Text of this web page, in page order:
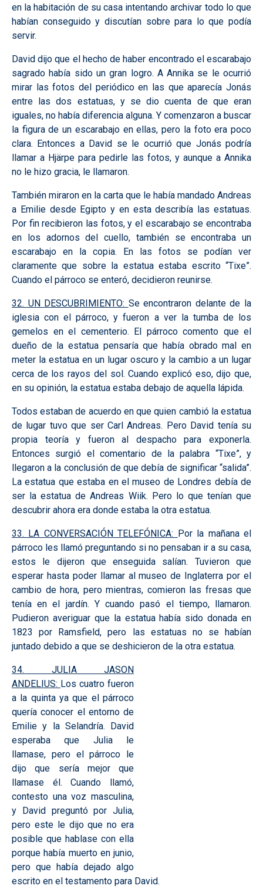
en la habitación de su casa intentando archivar todo lo que
habían conseguido y discutían sobre para lo que podía
servir.
David dijo que el hecho de haber encontrado el escarabajo
sagrado había sido un gran logro. A Annika se le ocurrió
mirar las fotos del periódico en las que aparecía Jonás
entre las dos estatuas, y se dio cuenta de que eran
iguales, no había diferencia alguna. Y comenzaron a buscar
la figura de un escarabajo en ellas, pero la foto era poco
clara. Entonces a David se le ocurrió que Jonás podría
llamar a Hjärpe para pedirle las fotos, y aunque a Annika
no le hizo gracia, le llamaron.
También miraron en la carta que le había mandado Andreas
a Emilie desde Egipto y en esta describía las estatuas.
Por fin recibieron las fotos, y el escarabajo se encontraba
en los adornos del cuello, también se encontraba un
escarabajo en la copia. En las fotos se podían ver
claramente que sobre la estatua estaba escrito “Tixe”.
Cuando el párroco se enteró, decidieron reunirse.
32. UN DESCUBRIMIENTO: Se encontraron delante de la
iglesia con el párroco, y fueron a ver la tumba de los
gemelos en el cementerio. El párroco comento que el
dueño de la estatua pensaría que había obrado mal en
meter la estatua en un lugar oscuro y la cambio a un lugar
cerca de los rayos del sol. Cuando explicó eso, dijo que,
en su opinión, la estatua estaba debajo de aquella lápida.
Todos estaban de acuerdo en que quien cambió la estatua
de lugar tuvo que ser Carl Andreas. Pero David tenía su
propia teoría y fueron al despacho para exponerla.
Entonces surgió el comentario de la palabra “Tixe”, y
llegaron a la conclusión de que debía de significar “salida”.
La estatua que estaba en el museo de Londres debía de
ser la estatua de Andreas Wiik. Pero lo que tenían que
descubrir ahora era donde estaba la otra estatua.
33. LA CONVERSACIÓN TELEFÓNICA:
Por la mañana el
párroco les llamó preguntando si no pensaban ir a su casa,
estos le dijeron que enseguida salían. Tuvieron que
esperar hasta poder llamar al museo de Inglaterra por el
cambio de hora, pero mientras, comieron las fresas que
tenía en el jardín. Y cuando pasó el tiempo, llamaron.
Pudieron averiguar que la estatua había sido donada en
1823 por Ramsfield, pero las estatuas no se habían
juntado debido a que se deshicieron de la otra estatua.
34. JULIA JASON
ANDELIUS: Los cuatro fueron
a la quinta ya que el párroco
quería conocer el entorno de
Emilie y la Selandría. David
esperaba que Julia le
llamase, pero el párroco le
dijo que sería mejor que
llamase él. Cuando llamó,
contesto una voz masculina,
y David preguntó por Julia,
pero este le dijo que no era
posible que hablase con ella
porque había muerto en junio,
pero que había dejado algo
escrito en el testamento para David.